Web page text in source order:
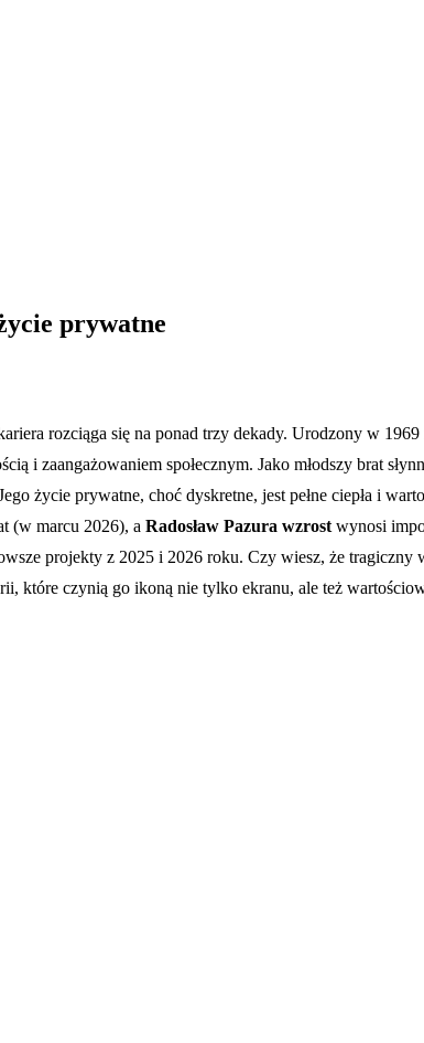
prywatne
rozciąga się na ponad trzy dekady. Urodzony w
i zaangażowaniem społecznym. Jako młodszy brat
życie prywatne, choć dyskretne, jest pełne ciepła i
(w marcu 2026), a Radosław Pazura wzrost wynosi
projekty z 2025 i 2026 roku. Czy wiesz, że tragiczny
które czynią go ikoną nie tylko ekranu, ale też